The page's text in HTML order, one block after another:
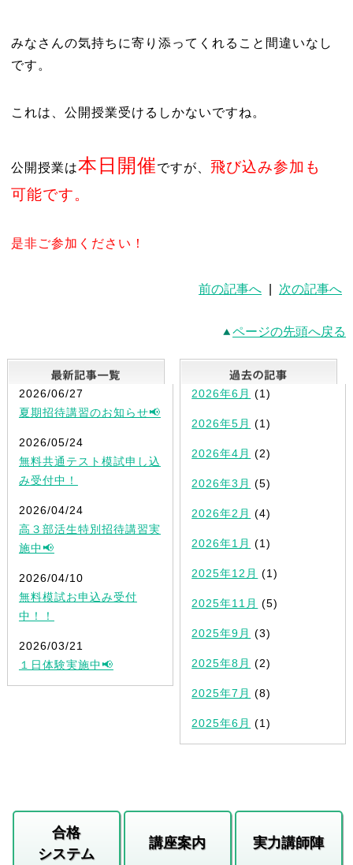
みなさんの気持ちに寄り添ってくれること間違いなし
です。
これは、公開授業受けるしかないですね。
公開授業は本日開催ですが、 飛び込み参加も
可能です。
是非ご参加ください！
前の記事へ 次の記事へ
ページの先頭へ戻る
最新記事一覧
2026/06/27
夏期招待講習のお知らせ📢
2026/05/24
無料共通テスト模試申し込
み受付中！
2026/04/24
高３部活生特別招待講習実
施中📢
2026/04/10
無料模試お申込み受付
中！！
2026/03/21
１日体験実施中📢
2026年6月 (1)
2026年5月 (1)
2026年4月 (2)
2026年3月 (5)
2026年2月 (4)
2026年1月 (1)
2025年12月 (1)
2025年11月 (5)
2025年9月 (3)
2025年8月 (2)
2025年7月 (8)
2025年6月 (1)
合格
システム
講座案内 実力講師陣